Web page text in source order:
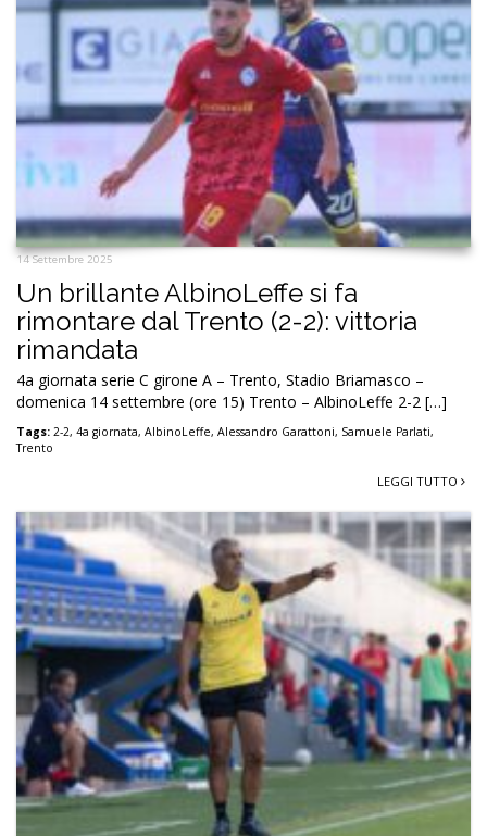
Tags: allenatore,assenze,Giovanni Lopez, squalifica,Trento,vigilia
LEGGI TUTTO
14 Settembre 2025
Un brillante AlbinoLeffe si fa
rimontare dal Trento (2-2): vittoria
rimandata
4a giornata serie C girone A – Trento, Stadio Briamasco –
domenica 14 settembre (ore 15) Trento – AlbinoLeffe 2-2 […]
Tags: 2-2,4a giornata,AlbinoLeffe Alessandro Garattoni, Samuele Parlati,
Trento
LEGGI TUTTO